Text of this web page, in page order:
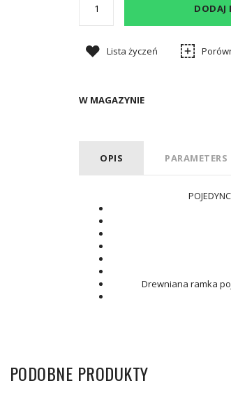
DODAJ
Lista życzeń
W MAGAZYNIE
OPIS PARAMETERS
Drewniana ramka
PODOBNE PRODUKTY